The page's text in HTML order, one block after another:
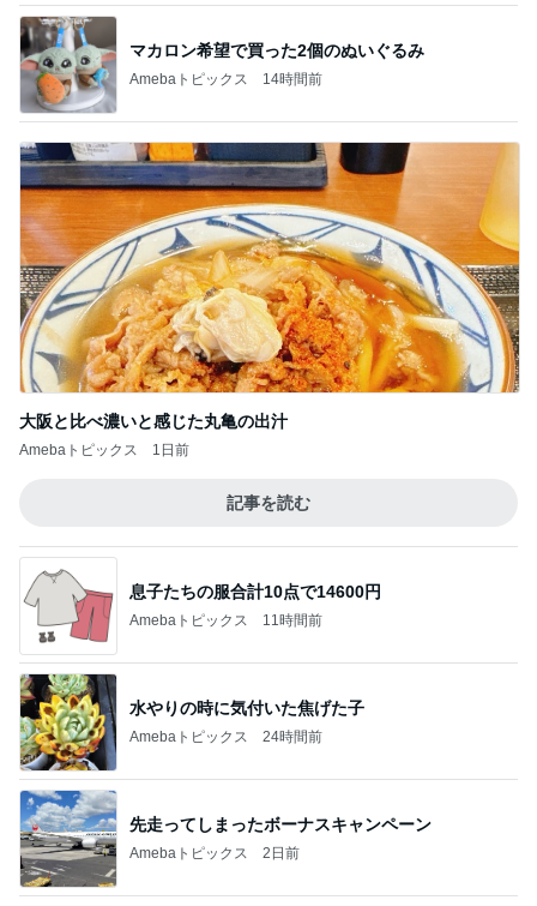
マカロン希望で買った2個のぬいぐるみ
Amebaトピックス 14時間前
大阪と比べ濃いと感じた丸亀の出汁
Amebaトピックス 1日前
記事を読む
息子たちの服合計10点で14600円
Amebaトピックス 11時間前
水やりの時に気付いた焦げた子
Amebaトピックス 24時間前
先走ってしまったボーナスキャンペーン
Amebaトピックス 2日前